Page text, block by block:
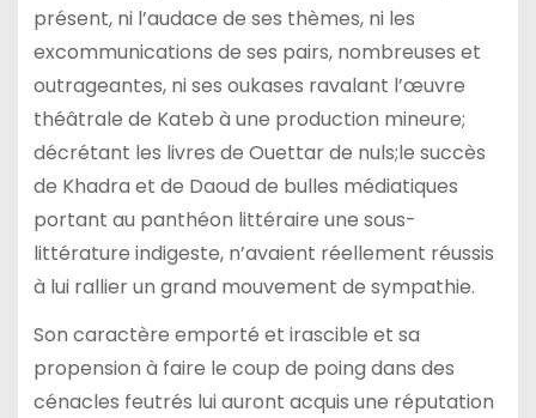
présent, ni l’audace de ses thèmes, ni les
excommunications de ses pairs, nombreuses et
outrageantes, ni ses oukases ravalant l’œuvre
théâtrale de Kateb à une production mineure;
décrétant les livres de Ouettar de nuls;le succès
de Khadra et de Daoud de bulles médiatiques
portant au panthéon littéraire une sous-
littérature indigeste, n’avaient réellement réussis
à lui rallier un grand mouvement de sympathie.
Son caractère emporté et irascible et sa
propension à faire le coup de poing dans des
cénacles feutrés lui auront acquis une réputation